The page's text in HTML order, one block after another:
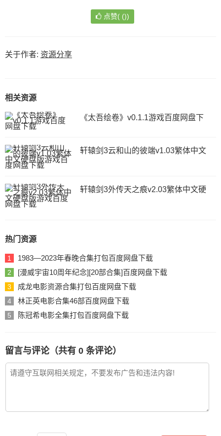
点赞( ())
关于作者: 资源分享
相关资源
《太吾绘卷》v0.1.1游戏百度网盘下
轩辕剑3云和山的彼端v1.03繁体中文
轩辕剑3外传天之痕v2.03繁体中文硬
热门资源
1 1983—2023年春晚合集打包百度网盘下载
2 [漫威宇宙10周年纪念][20部合集]百度网盘下载
3 成龙电影资源合集打包百度网盘下载
4 林正英电影合集46部百度网盘下载
5 陈冠希电影全集打包百度网盘下载
留言与评论（共有 0 条评论）